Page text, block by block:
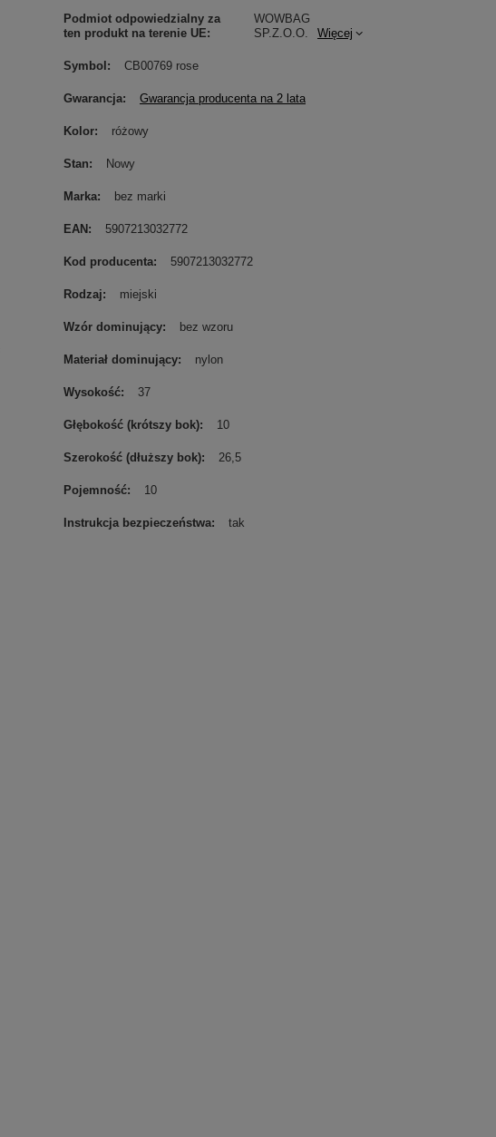
Podmiot odpowiedzialny za
ten produkt na terenie UE
WOWBAG
SP.Z.O.O.
Więcej
Symbol CB00769 rose
Gwarancja Gwarancja producenta na 2 lata
Kolor różowy
Stan Nowy
Marka bez marki
EAN 5907213032772
Kod producenta 5907213032772
Rodzaj miejski
Wzór dominujący bez wzoru
Materiał dominujący nylon
Wysokość 37
Głębokość (krótszy bok) 10
Szerokość (dłuższy bok) 26,5
Pojemność 10
Instrukcja bezpieczeństwa tak